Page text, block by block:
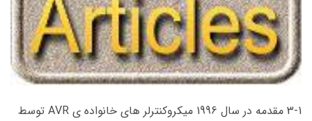
3-1 مقدمه در سال 1996 میکروکنترلر های خانواده ی AVR توسط